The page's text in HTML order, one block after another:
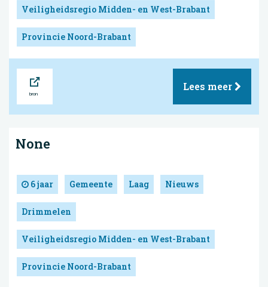
Veiligheidsregio Midden- en West-Brabant
Provincie Noord-Brabant
Lees meer
None
6 jaar Gemeente Laag Nieuws
Drimmelen
Veiligheidsregio Midden- en West-Brabant
Provincie Noord-Brabant